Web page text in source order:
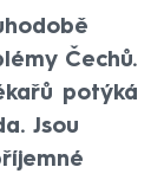
Čechů.
potýká
Jsou